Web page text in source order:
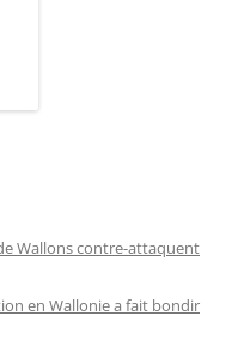
Wallons contre-attaquent
en Wallonie a fait bondir